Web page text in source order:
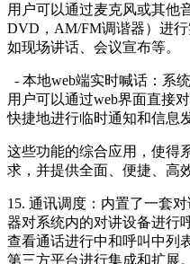
用户可以通过麦克风或其他
DVD，AM/FM调谐器）进
如现场讲话、会议宣布等。
- 本地web端实时喊话：系
用户可以通过web界面直接
快捷地进行临时通知和信息
这些功能的综合应用，使得
求，并提供全面、便捷、高
15. 通讯调度：内置了一套
器对系统内的对讲设备进行
查看通话进行中和呼叫中列
第三方平台进行集成和扩展。